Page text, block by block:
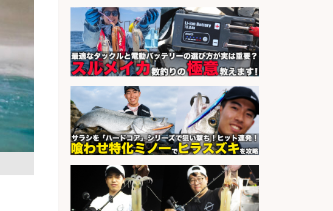
釣り好き必見「釣具の設計開
発」/DAIWA公認製品/年休117日
会社名
株式会社スポーツライフプラネ
ッツ
sponsored by 求人ボックス
さらに求人情報を見る